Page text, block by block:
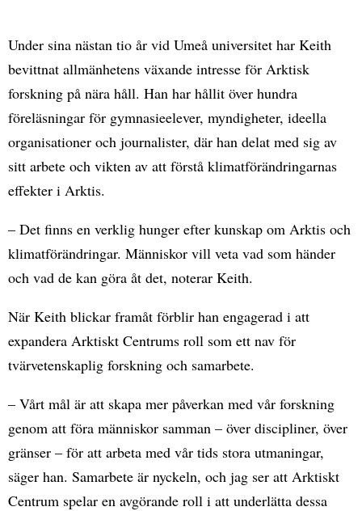
Under sina nästan tio år vid Umeå universitet har Keith
bevittnat allmänhetens växande intresse för Arktisk
forskning på nära håll. Han har hållit över hundra
föreläsningar för gymnasieelever, myndigheter, ideella
organisationer och journalister, där han delat med sig av
sitt arbete och vikten av att förstå klimatförändringarnas
effekter i Arktis.
– Det finns en verklig hunger efter kunskap om Arktis och
klimatförändringar. Människor vill veta vad som händer
och vad de kan göra åt det, noterar Keith.
När Keith blickar framåt förblir han engagerad i att
expandera Arktiskt Centrums roll som ett nav för
tvärvetenskaplig forskning och samarbete.
– Vårt mål är att skapa mer påverkan med vår forskning
genom att föra människor samman – över discipliner, över
gränser – för att arbeta med vår tids stora utmaningar,
säger han. Samarbete är nyckeln, och jag ser att Arktiskt
Centrum spelar en avgörande roll i att underlätta dessa